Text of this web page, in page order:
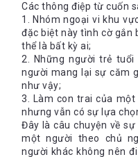
Theo dõi fanpage của
thú vị về các
link:https://
Các thông điệp từ cuốn
1. Nhóm ngoại vi khu
đặc biệt này tình cờ gắn
thể là bất kỳ ai;
2. Những người trẻ
người mang lại sự căm
như vậy;
3. Làm con trai của
nhưng vẫn có sự lựa
Đây là câu chuyện về
một người theo chủ
người khác không nên